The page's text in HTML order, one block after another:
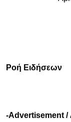
Ροή Ειδήσεων
-Advertisement /